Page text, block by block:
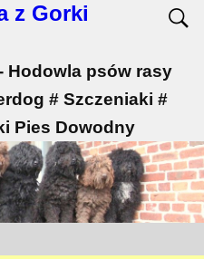
z Gorki
Hodowla psów rasy
# Szczeniaki #
Pies Dowodny